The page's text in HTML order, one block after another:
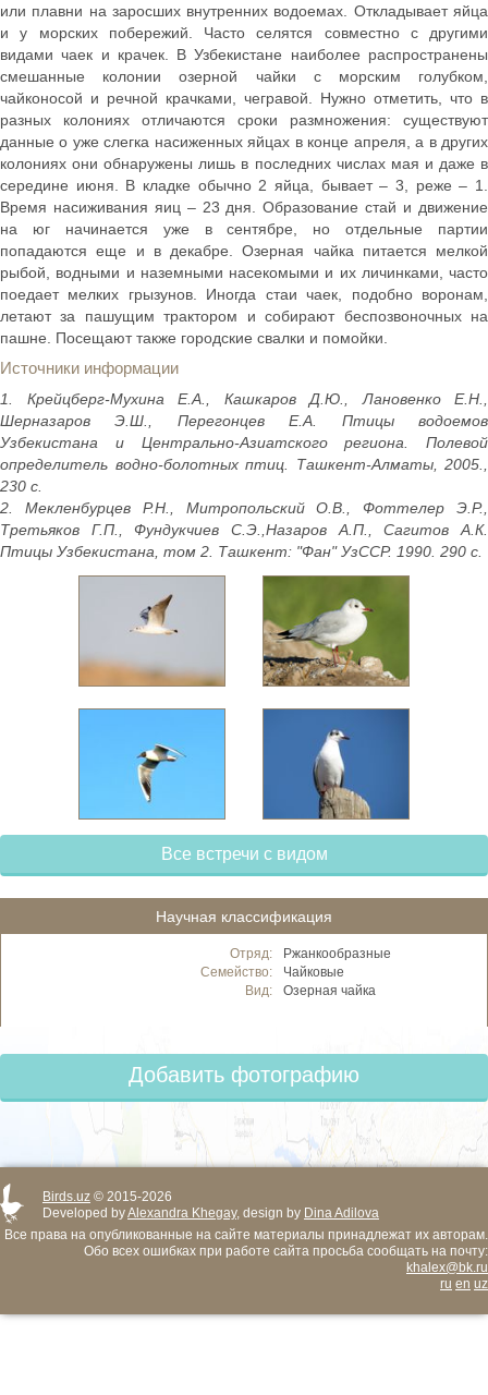
или плавни на заросших внутренних водоемах. Откладывает яйца
и у морских побережий. Часто селятся совместно с другими
видами чаек и крачек. В Узбекистане наиболее распространены
смешанные колонии озерной чайки с морским голубком,
чайконосой и речной крачками, чегравой. Нужно отметить, что в
разных колониях отличаются сроки размножения: существуют
данные о уже слегка насиженных яйцах в конце апреля, а в других
колониях они обнаружены лишь в последних числах мая и даже в
середине июня. В кладке обычно 2 яйца, бывает – 3, реже – 1.
Время насиживания яиц – 23 дня. Образование стай и движение
на юг начинается уже в сентябре, но отдельные партии
попадаются еще и в декабре. Озерная чайка питается мелкой
рыбой, водными и наземными насекомыми и их личинками, часто
поедает мелких грызунов. Иногда стаи чаек, подобно воронам,
летают за пашущим трактором и собирают беспозвоночных на
пашне. Посещают также городские свалки и помойки.
Источники информации
1. Крейцберг-Мухина Е.А., Кашкаров Д.Ю., Лановенко Е.Н.,
Шерназаров Э.Ш., Перегонцев Е.А. Птицы водоемов
Узбекистана и Центрально-Азиатского региона. Полевой
определитель водно-болотных птиц. Ташкент-Алматы, 2005.,
230 с.
2. Мекленбурцев Р.Н., Митропольский О.В., Фоттелер Э.Р.,
Третьяков Г.П., Фундукчиев С.Э.,Назаров А.П., Сагитов А.К.
Птицы Узбекистана, том 2. Ташкент: "Фан" УзССР. 1990. 290 с.
Все встречи с видом
Научная классификация
Отряд:
Ржанкообразные
Семейство:
Чайковые
Вид:
Озерная чайка
Добавить фотографию
Birds.uz © 2015-2026
Developed byAlexandra Khegay, design by Dina Adilova
Все права на опубликованные на сайте материалы принадлежат их авторам.
Обо всех ошибках при работе сайта просьба сообщать на почту:
khalex@bk.ru
ru en uz